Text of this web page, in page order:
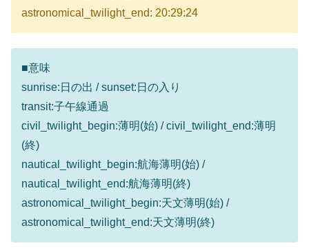
astronomical_twilight_end: 20:29:24
■意味
sunrise:日の出 / sunset:日の入り
transit:子午線通過
civil_twilight_begin:薄明(始) / civil_twilight_end:薄明
(終)
nautical_twilight_begin:航海薄明(始) /
nautical_twilight_end:航海薄明(終)
astronomical_twilight_begin:天文薄明(始) /
astronomical_twilight_end:天文薄明(終)